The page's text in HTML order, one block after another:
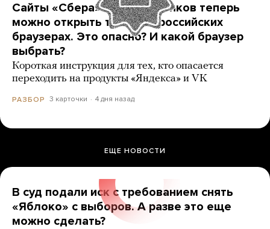
Сайты «Сбера» и других банков теперь
можно открыть только в российских
браузерах. Это опасно? И какой браузер
выбрать?
Короткая инструкция для тех, кто опасается
переходить на продукты «Яндекса» и VK
РАЗБОР 3 карточки 4 дня назад
ЕЩЕ НОВОСТИ
В суд подали иск с требованием снять
«Яблоко» с выборов. А разве это еще
можно сделать?